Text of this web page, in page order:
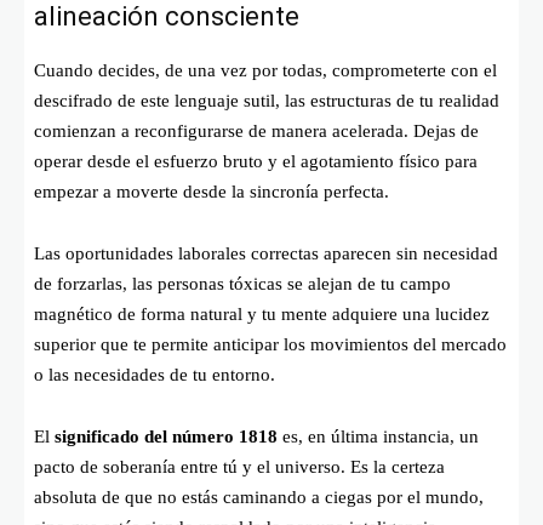
alineación consciente
Cuando decides, de una vez por todas, comprometerte con el
descifrado de este lenguaje sutil, las estructuras de tu realidad
comienzan a reconfigurarse de manera acelerada. Dejas de
operar desde el esfuerzo bruto y el agotamiento físico para
empezar a moverte desde la sincronía perfecta.
Las oportunidades laborales correctas aparecen sin necesidad
de forzarlas, las personas tóxicas se alejan de tu campo
magnético de forma natural y tu mente adquiere una lucidez
superior que te permite anticipar los movimientos del mercado
o las necesidades de tu entorno.
El significado del número 1818 es, en última instancia, un
pacto de soberanía entre tú y el universo. Es la certeza
absoluta de que no estás caminando a ciegas por el mundo,